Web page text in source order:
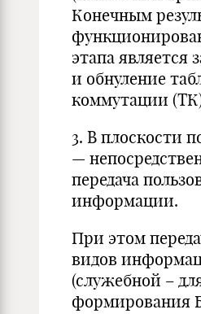
Конечным
этапа является
и обнуление
коммутации
3. В плоскости
—
передача
информации.
При этом
видов
(служебной –
формирования